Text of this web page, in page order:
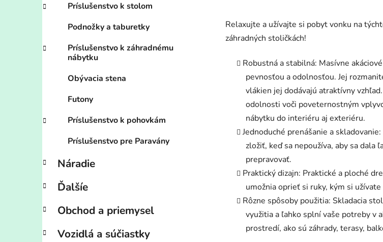
Príslušenstvo k stolom
Podnožky a taburetky
Príslušenstvo k záhradnému
nábytku
Obývacia stena
Futony
Príslušenstvo k pohovkám
Príslušenstvo pre Paravány
Náradie
Ďalšíe
Obchod a priemysel
Vozidlá a súčiastky
Relaxujte a užívajte si pobyt vonku na
záhradných stoličkách!
Robustná a stabilná: Masívne
pevnosťou a odolnosťou. Jej
vlákien jej dodávajú atraktívny
odolnosti voči poveternostným
nábytku do interiéru aj exteriéru.
Jednoduché prenášanie a
zložiť, keď sa nepoužíva, aby sa dala
prepravovať.
Praktický dizajn: Praktické a ploché
umožnia oprieť si ruky, kým si
Rôzne spôsoby použitia: Skladacia
využitia a ľahko splní vaše potreby v
prostredí, ako sú záhrady, terasy,